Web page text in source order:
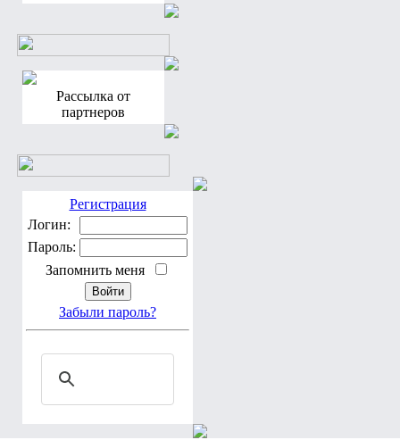
Рассылка от
партнеров
Регистрация
Логин:
Пароль:
Запомнить меня
Забыли пароль?